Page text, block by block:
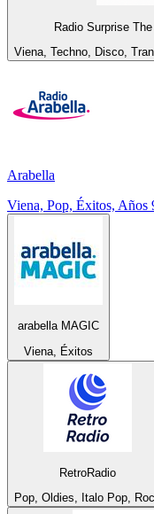
Radio Surprise
Viena, Techno, Disco,
Arabella
Viena, Pop, Éxitos, Años
arabella MAGIC
Viena, Éxitos
RetroRadio
Pop, Oldies, Italo Pop,